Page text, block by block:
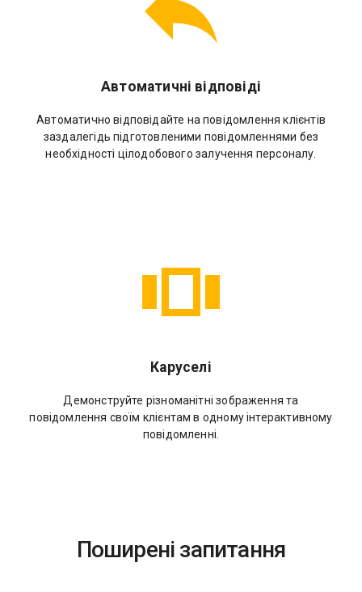
Автоматичні відповіді
Автоматично відповідайте на повідомлення клієнтів
заздалегідь підготовленими повідомленнями без
необхідності цілодобового залучення персоналу.
Каруселі
Демонструйте різноманітні зображення та
повідомлення своїм клієнтам в одному інтерактивному
повідомленні.
Поширені запитання